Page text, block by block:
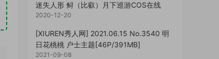
迷失人形 鲟（比叡）月下巡游COS在线
2020-12-20
[XIUREN秀人网] 2021.06.15 No.3540 明
日花桃桃 户士主题[46P/391MB]
2021-09-08